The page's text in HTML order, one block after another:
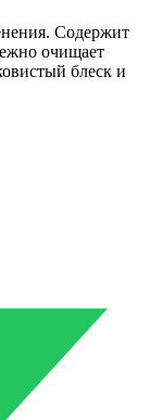
Содержит
очищает
блеск и